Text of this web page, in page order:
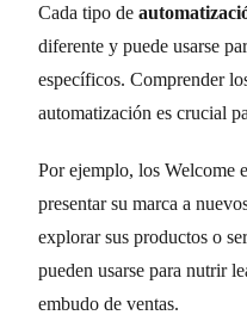
Cada tipo de
diferente y puede usarse
específicos. Comprender
automatización es crucial
Por ejemplo, los Welcome
presentar su marca a
explorar sus productos o
pueden usarse para nutrir
embudo de ventas.